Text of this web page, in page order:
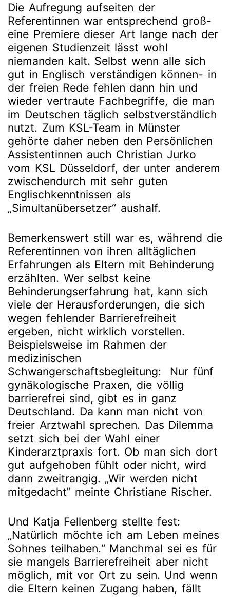
Die Aufregung aufseiten der
Referentinnen war entsprechend groß-
eine Premiere dieser Art lange nach der
eigenen Studienzeit lässt wohl
niemanden kalt. Selbst wenn alle sich
gut in Englisch verständigen können- in
der freien Rede fehlen dann hin und
wieder vertraute Fachbegriffe, die man
im Deutschen täglich selbstverständlich
nutzt. Zum KSL-Team in Münster
gehörte daher neben den Persönlichen
Assistentinnen auch Christian Jurko
vom KSL Düsseldorf, der unter anderem
zwischendurch mit sehr guten
Englischkenntnissen als
„Simultanübersetzer“ aushalf.
Bemerkenswert still war es, während die
Referentinnen von ihren alltäglichen
Erfahrungen als Eltern mit Behinderung
erzählten. Wer selbst keine
Behinderungserfahrung hat, kann sich
viele der Herausforderungen, die sich
wegen fehlender Barrierefreiheit
ergeben, nicht wirklich vorstellen.
Beispielsweise im Rahmen der
medizinischen
Schwangerschaftsbegleitung: Nur fünf
gynäkologische Praxen, die völlig
barrierefrei sind, gibt es in ganz
Deutschland. Da kann man nicht von
freier Arztwahl sprechen. Das Dilemma
setzt sich bei der Wahl einer
Kinderarztpraxis fort. Ob man sich dort
gut aufgehoben fühlt oder nicht, wird
dann zweitrangig. „Wir werden nicht
mitgedacht“ meinte Christiane Rischer.
Und Katja Fellenberg stellte fest:
„Natürlich möchte ich am Leben meines
Sohnes teilhaben.“ Manchmal sei es für
sie mangels Barrierefreiheit aber nicht
möglich, mit vor Ort zu sein. Und wenn
die Eltern keinen Zugang haben, fällt